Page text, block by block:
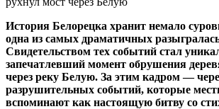
История Белорецка хранит немало
одна из самых драматичных
Свидетельством тех событий стал
запечатлевший момент обрушения
через реку Белую. За этим кадром —
разрушительных событий, которые
вспоминают как настоящую битву со